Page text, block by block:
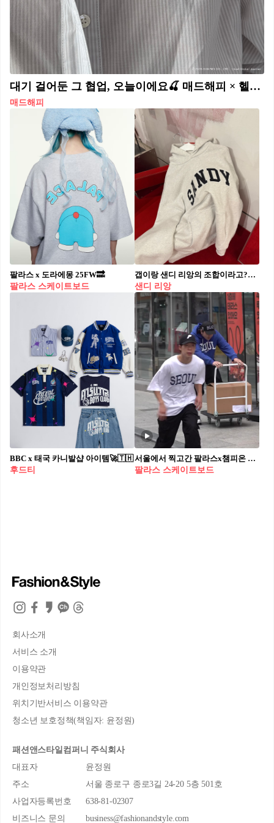
대기 걸어둔 그 협업, 오늘이에요🍒 매드해피 × 헬로키티, 오늘 풀린다❤️🤍‘체리 키티’ 후디 매드해피(Madhappy)와 헬로키티(Hello Kitty)의 협업 컬렉션이 24일(현지시간) 오전 9시 온라인과 매장에서 발매됩니다. 앞서 공개된 후디는 체리 안에 헬로키티 두 마리를 담은 그래픽으로 관심을 모았습니다. 산리오 정식 라이선스 제품으로, 한국 시간으로는 25일 새벽에 열려 직구 대기 팬들도 몰릴 전망입니다.
매드해피
팔라스 x 도라에몽 25FW🔜
팔라스 스케이트보드
갭이랑 샌디 리앙의 조합이라고?👀 데일리로 활용하기 좋은 눈이 즐거운 아이템💝💫실물 확인하자 최근 갭과 샌디 리앙의 협업으로 화제의 중심이 되고 있는데요. 갭 특유의 타임리스한 아메리칸 캐주얼 감성에, 샌디 리앙이 지닌 사랑스러운 소녀 감성이 담긴 디테일이 더해져 감각적인 스타일로 재탄생했습니다. 이번 컬렉션은 샌디 리앙이 어린 시절의 기억과 패션에 대한 초기 감성을 바탕으로, 그녀만의 시선으로 재해석한 아이템들로 구성되었습니다. 후드집업부터 셔츠, 니트, 자켓, 데님 팬츠 등 다양한 아이템을 선보였으며, 여성복은 물론 키즈 라인까지 선보였죠. 갭의 베이직함과 샌디 리앙의 소녀 감성을 한 번에 즐기며, 데일리룩에 캐주얼함과 키치한 무드를 더해보세요.
샌디 리앙
BBC x 태국 카니발샵 아이템🚀🇹🇭
후드티
서울에서 찍고간 팔라스x챔피온 캠페인🛹🔥
팔라스 스케이트보드
회사소개
서비스 소개
이용약관
개인정보처리방침
위치기반서비스 이용약관
청소년 보호정책(책임자: 윤정원)
패션앤스타일컴퍼니 주식회사
대표자
윤정원
주소
서울 종로구 종로3길 24-20 5층 501호
사업자등록번호
638-81-02307
비즈니스 문의
business@fashionandstyle.com